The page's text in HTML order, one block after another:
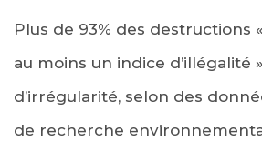
Plus de 93% des destructions
au moins un indice d’illégalité
d’irrégularité, selon des
de recherche